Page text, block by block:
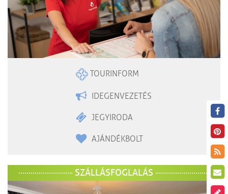
TOURINFORM
IDEGENVEZETÉS
JEGYIRODA
AJÁNDÉKBOLT
SZÁLLÁSFOGLALÁS